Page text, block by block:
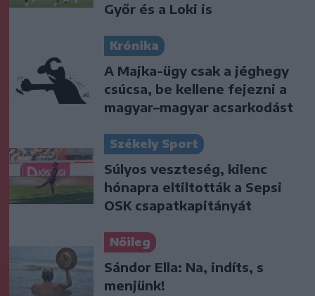
Győr és a Loki is
Krónika
A Majka-ügy csak a jéghegy
csúcsa, be kellene fejezni a
magyar–magyar acsarkodást
Székely Sport
Súlyos veszteség, kilenc
hónapra eltiltották a Sepsi
OSK csapatkapitányát
Nőileg
Sándor Ella: Na, indíts, s
menjünk!